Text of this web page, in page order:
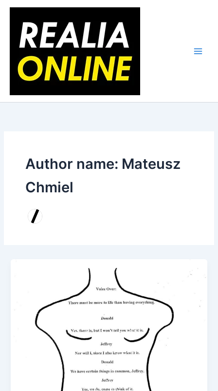
Skip
content
Author name: Mateusz
Chmiel